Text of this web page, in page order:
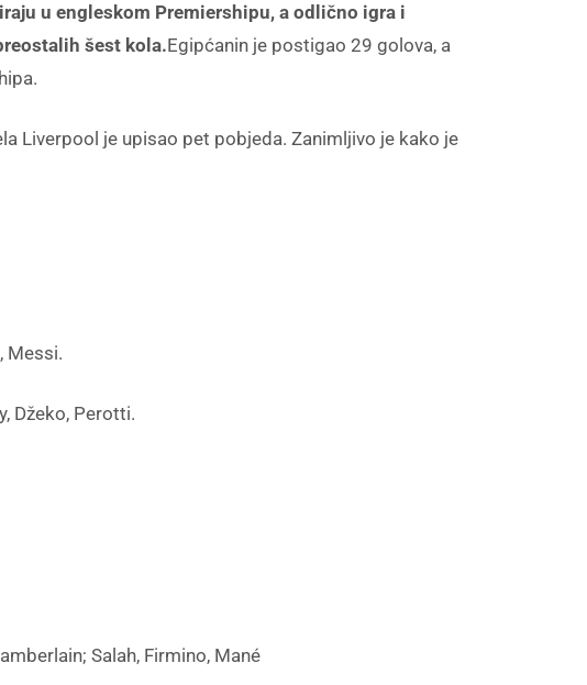
u engleskom Premiershipu, a odlično igra i
šest kola.Egipćanin je postigao 29 golova, a
Liverpool je upisao pet pobjeda. Zanimljivo je kako je
Messi.
Džeko, Perotti.
Salah, Firmino, Mané